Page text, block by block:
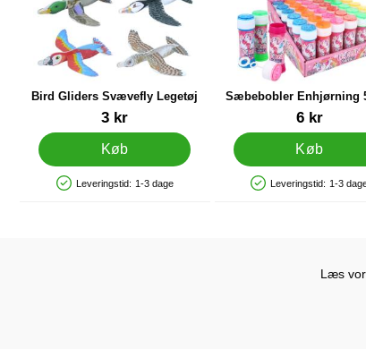
Bird Gliders Svævefly Legetøj
3 kr
Køb
Produkttilgængelighed: På lager
Leveringstid: 1-3 dage
Sæbebobler Enhjørning
6 kr
Køb
Produkttilgængelighed: På
Leveringstid: 1-3
Læs